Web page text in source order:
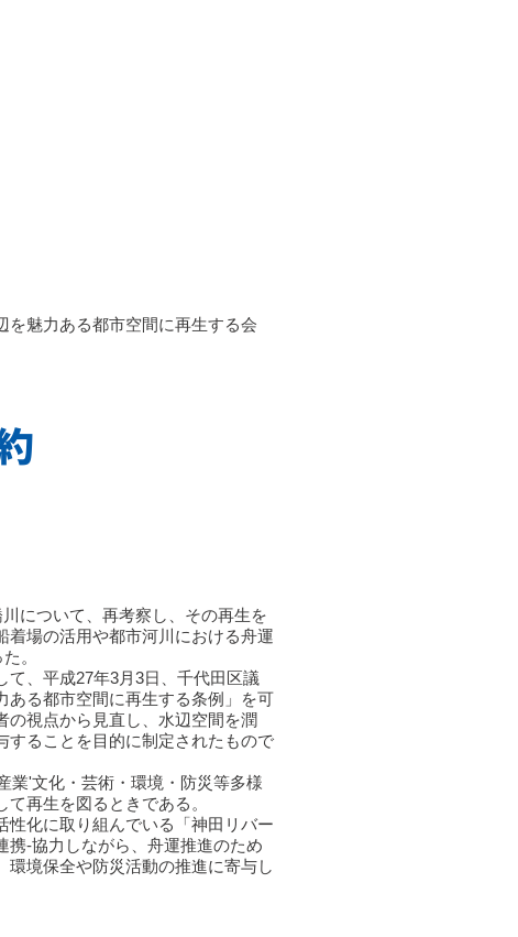
魅力ある都市空間に再生する会
について、再考察し、その再生を
場の活用や都市河川における舟運
。
、平成27年3月3日、千代田区議
ある都市空間に再生する条例」を可
視点から見直し、水辺空間を潤
することを目的に制定されたもので
業'文化・芸術・環境・防災等多様
再生を図るときである。
性化に取り組んでいる「神田リバー
携-協力しながら、舟運推進のため
境保全や防災活動の推進に寄与し